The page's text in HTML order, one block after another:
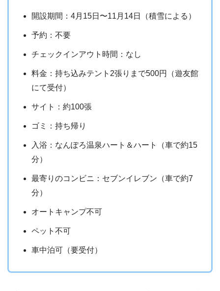
開設期間：4月15日〜11月14日（積雪による）
予約：不要
チェックインアウト時間：なし
料金：持ち込みテント2張りまで500円（遊友館
にて受付）
サイト：約100張
ゴミ：持ち帰り
入浴：なんぽろ温泉ハート＆ハート（車で約15
分）
最寄りのコンビニ：セブンイレブン（車で約7
分）
オートキャンプ不可
ペット不可
車中泊可（要受付）